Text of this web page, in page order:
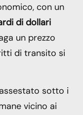
con un
di dollari
un prezzo
di transito si
sotto i
vicino ai